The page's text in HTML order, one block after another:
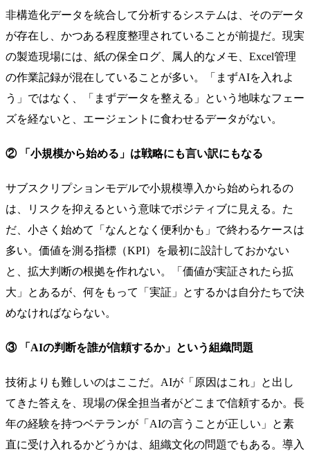
非構造化データを統合して分析するシステムは、そのデータ
が存在し、かつある程度整理されていることが前提だ。現実
の製造現場には、紙の保全ログ、属人的なメモ、Excel管理
の作業記録が混在していることが多い。「まずAIを入れよ
う」ではなく、「まずデータを整える」という地味なフェー
ズを経ないと、エージェントに食わせるデータがない。
② 「小規模から始める」は戦略にも言い訳にもなる
サブスクリプションモデルで小規模導入から始められるの
は、リスクを抑えるという意味でポジティブに見える。た
だ、小さく始めて「なんとなく便利かも」で終わるケースは
多い。価値を測る指標（KPI）を最初に設計しておかない
と、拡大判断の根拠を作れない。「価値が実証されたら拡
大」とあるが、何をもって「実証」とするかは自分たちで決
めなければならない。
③ 「AIの判断を誰が信頼するか」という組織問題
技術よりも難しいのはここだ。AIが「原因はこれ」と出し
てきた答えを、現場の保全担当者がどこまで信頼するか。長
年の経験を持つベテランが「AIの言うことが正しい」と素
直に受け入れるかどうかは、組織文化の問題でもある。導入